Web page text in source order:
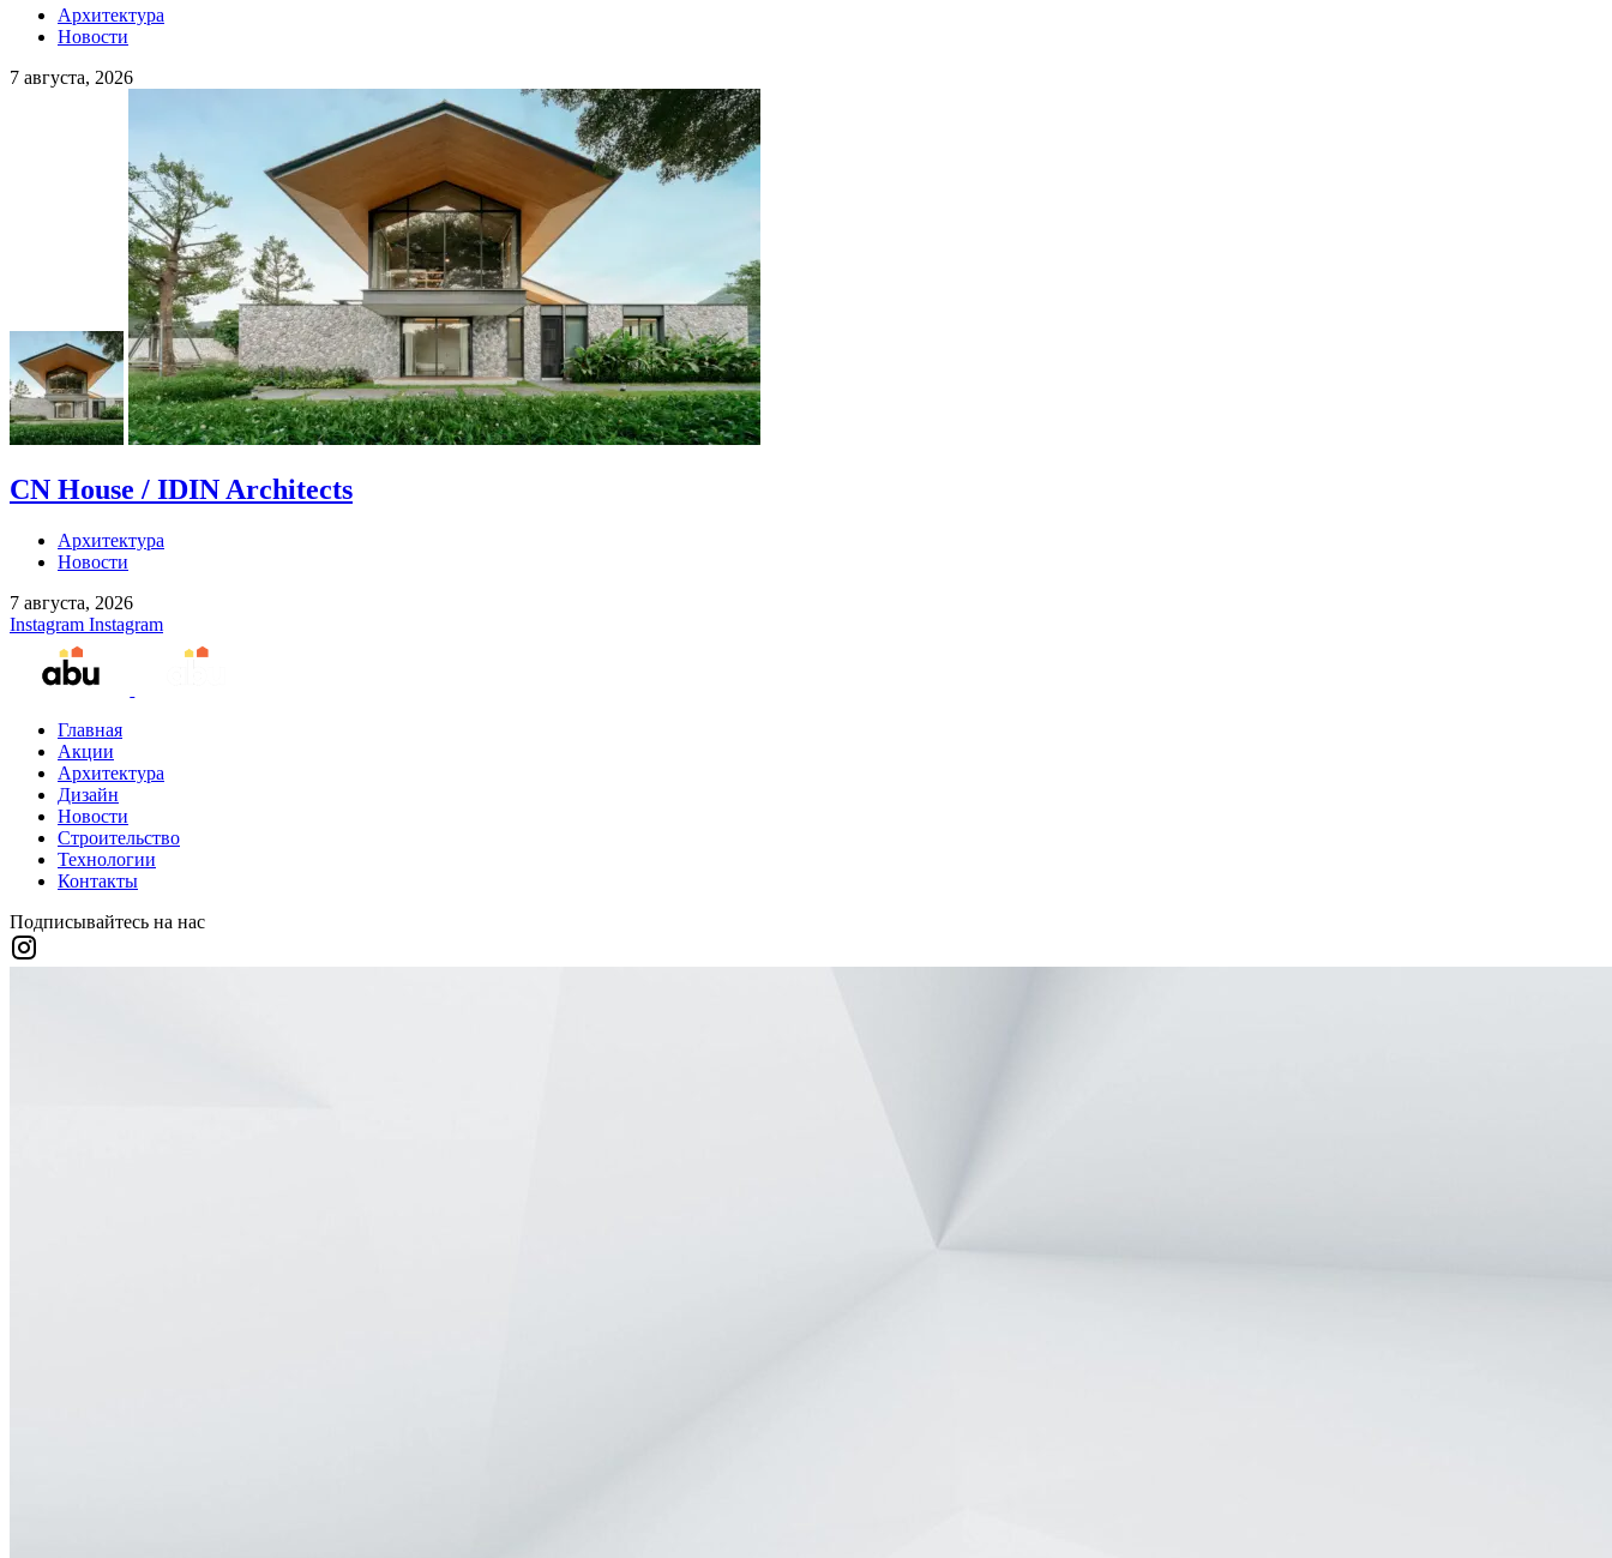
Архитектура
Новости
7 августа, 2026
CN House / IDIN Architects
Архитектура
Новости
7 августа, 2026
Instagram Instagram
Главная
Акции
Архитектура
Дизайн
Новости
Строительство
Технологии
Контакты
Подписывайтесь на нас